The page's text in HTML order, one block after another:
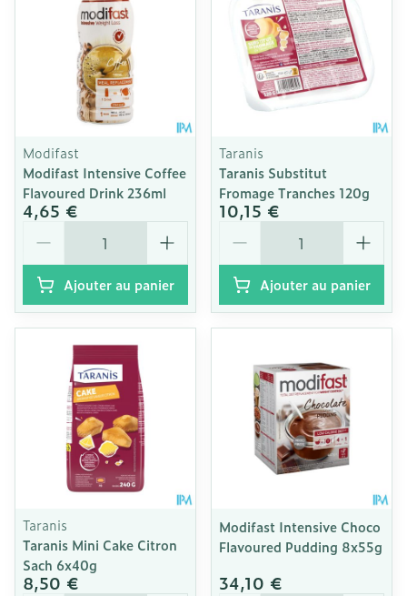
Modifast
Modifast Intensive Coffee
Flavoured Drink 236ml
4,65 €
Ajouter au panier
Taranis
Taranis Substitut
Fromage Tranches 120g
10,15 €
Ajouter au panier
Taranis
Taranis Mini Cake Citron
Sach 6x40g
8,50 €
Modifast Intensive Choco
Flavoured Pudding 8x55g
34,10 €